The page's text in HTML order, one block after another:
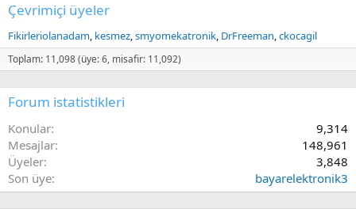
6351 eklentisine bak
Pcb bölümünde öncelikle netlist dosyamızı çağırıyoruz.
6352 eklentisine bak
aralarındaki bağlar ile birlikte bordumuza ekliyoruz.
6353 eklentisine bak
Çevrimiçi üyeler
Fikirleriolanadam kesmez smyomekatronik DrFreeman ckocagil
Toplam: 11,098 (üye: 6, misafir: 11,092)
Forum istatistikleri
Konular
9,314
Mesajlar
148,961
Üyeler
3,848
Son üye
bayarelektronik3